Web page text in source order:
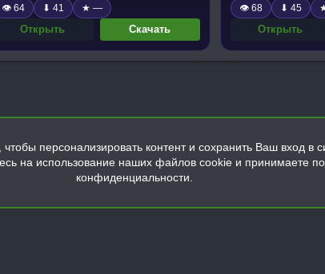
👁 64 ⬇ 41 ★ —
Открыть Скачать
👁 68 ⬇ 45
Открыть
персонализировать контент и сохранить Ваш вход в
на использование наших файлов cookie и принимаете
конфиденциальности.